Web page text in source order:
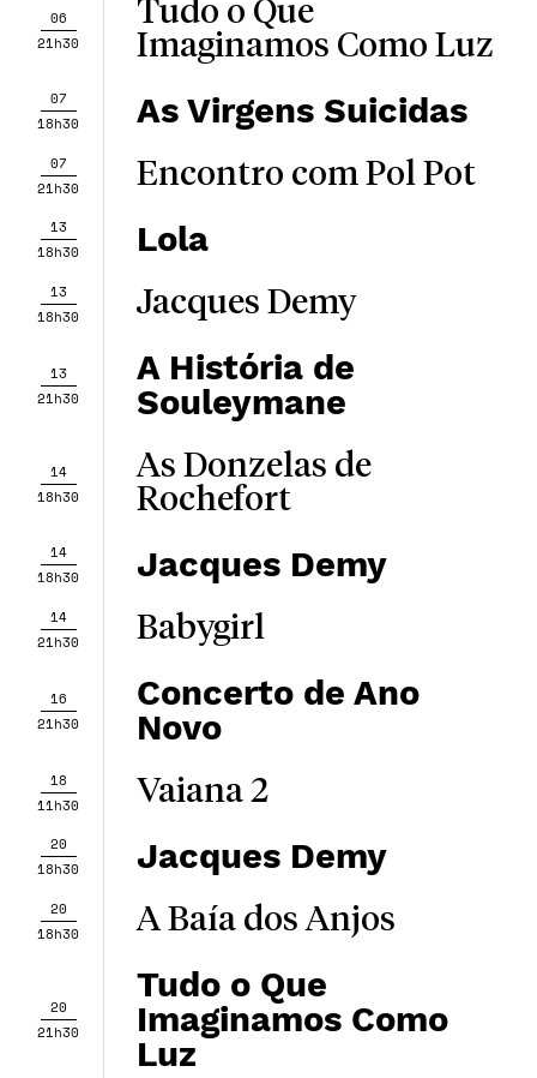
06
21h30
Tudo o Que
Imaginamos Como Luz
07
18h30
As Virgens Suicidas
07
21h30
Encontro com Pol Pot
13
18h30
Lola
13
18h30
Jacques Demy
13
21h30
A História de
Souleymane
14
18h30
As Donzelas de
Rochefort
14
18h30
Jacques Demy
14
21h30
Babygirl
16
21h30
Concerto de Ano
Novo
18
11h30
Vaiana 2
20
18h30
Jacques Demy
20
18h30
A Baía dos Anjos
20
21h30
Tudo o Que
Imaginamos Como
Luz